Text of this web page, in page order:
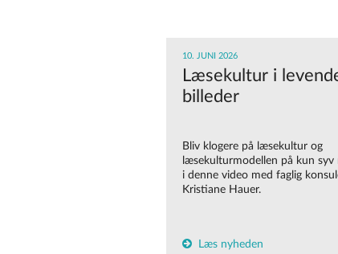
10. JUNI 2026
Læsekultur i
billeder
Bliv klogere på læsekultur og
læsekulturmodellen på kun
i denne video med faglig
Kristiane Hauer.
Læs nyheden